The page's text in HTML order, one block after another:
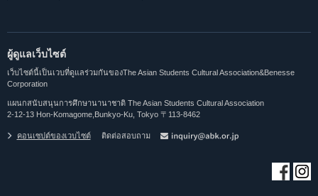
ผู้ดูแลเว็บไซต์
เว็บไซต์นี้เป็นเวบที่ดูแลร่วมกันของThe Asian Students Cultural Association&Benesse
Corporation
แผนกสนับสนุนการศึกษานานาชาติ The Asian Students Cultural Association
2-12-13 Hon-Komagome,Bunkyo-Ku, Tokyo 〒113-8462
คอนเซปต์ของเวบไซต์ ติดต่อสอบถาม